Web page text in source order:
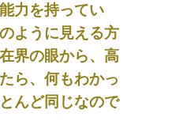
力を持ってい
ように見える方
界の眼から、高
ら、何もわかっ
んど同じなので